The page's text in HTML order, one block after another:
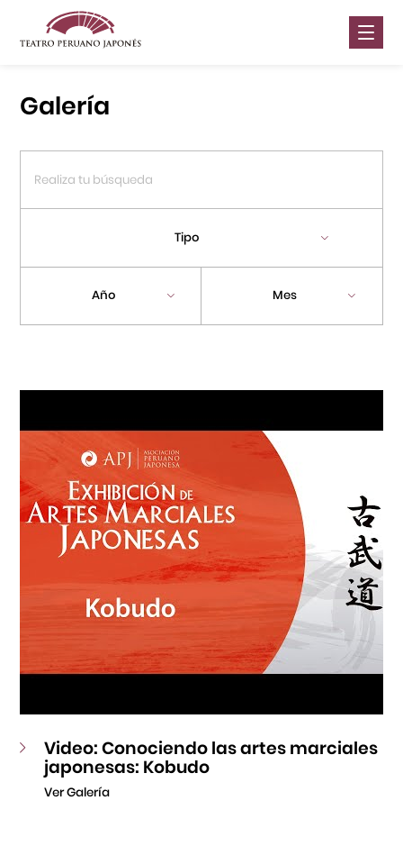
Centro Cultural Peruano Japonés
Teatro Peruano Japonés
Galería
Tipo
Año Mes
Video: Conociendo las artes marciales
japonesas: Kobudo
Ver Galería